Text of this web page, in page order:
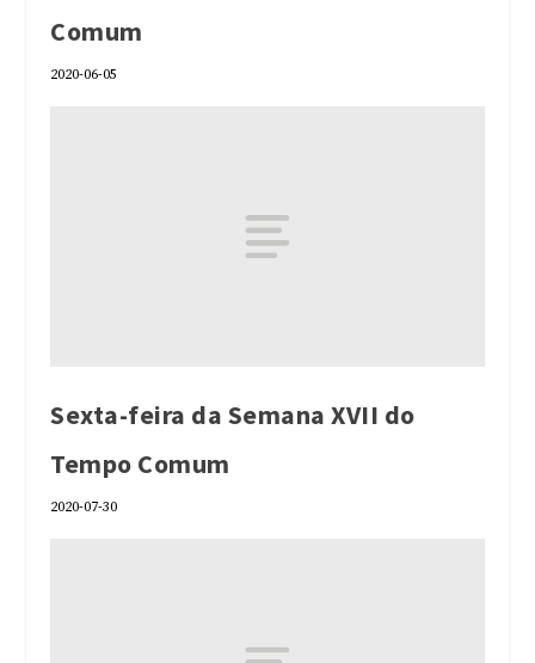
Comum
2020-06-05
Sexta-feira da Semana XVII do
Tempo Comum
2020-07-30